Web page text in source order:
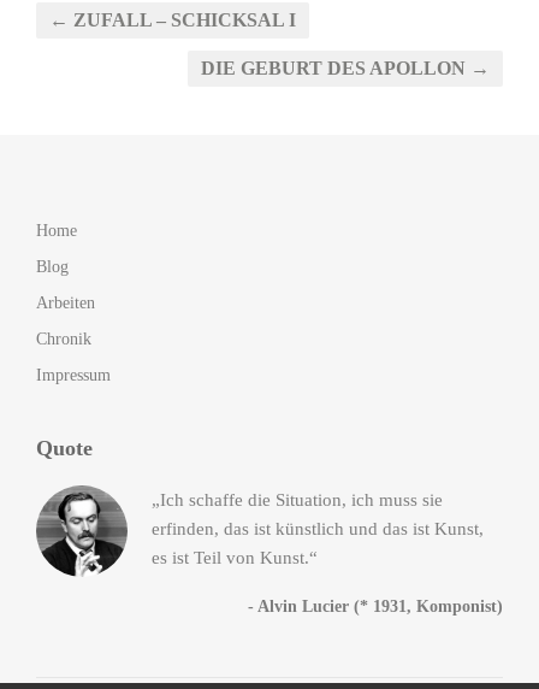
← ZUFALL – SCHICKSAL I
DIE GEBURT DES APOLLON →
Home
Blog
Arbeiten
Chronik
Impressum
Quote
„Ich schaffe die Situation, ich muss sie
erfinden, das ist künstlich und das ist Kunst,
es ist Teil von Kunst.“
- Alvin Lucier (* 1931, Komponist)